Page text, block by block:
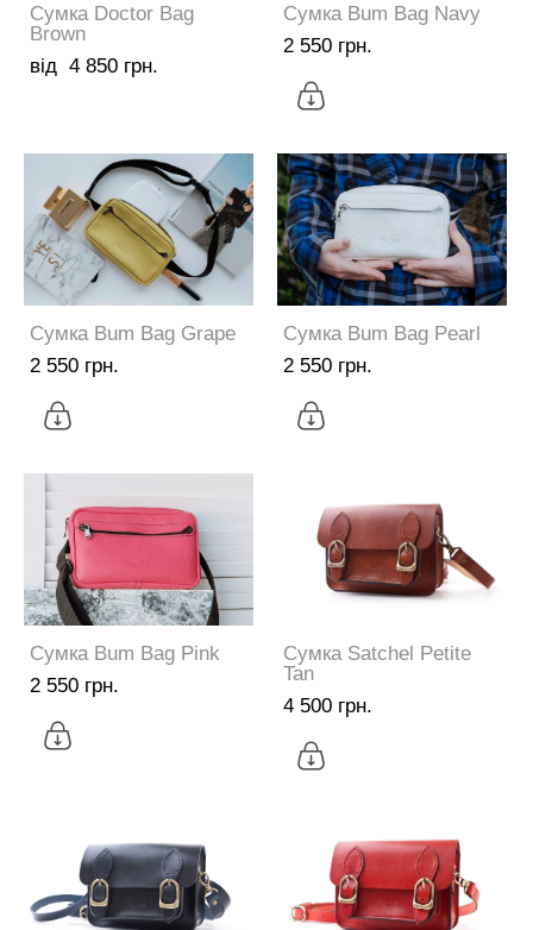
Сумка Doctor Bag
Brown
від 4 850 грн.
Сумка Bum Bag Navy
2 550 грн.
Сумка Bum Bag Grape
2 550 грн.
Сумка Bum Bag Pearl
2 550 грн.
Сумка Bum Bag Pink
2 550 грн.
Сумка Satchel Petite
Tan
4 500 грн.